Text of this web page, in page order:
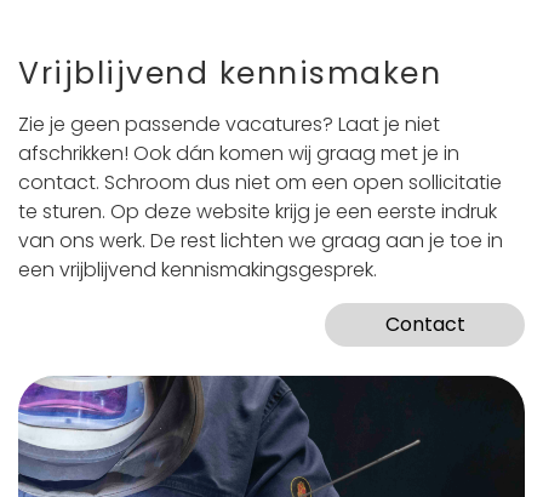
Vrijblijvend kennismaken
Zie je geen passende vacatures? Laat je niet
afschrikken! Ook dán komen wij graag met je in
contact. Schroom dus niet om een open sollicitatie
te sturen. Op deze website krijg je een eerste indruk
van ons werk. De rest lichten we graag aan je toe in
een vrijblijvend kennismakingsgesprek.
Contact